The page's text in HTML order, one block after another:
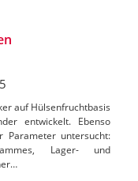
auf Hülsenfruchtbasis
entwickelt. Ebenso
Parameter untersucht:
Lager- und